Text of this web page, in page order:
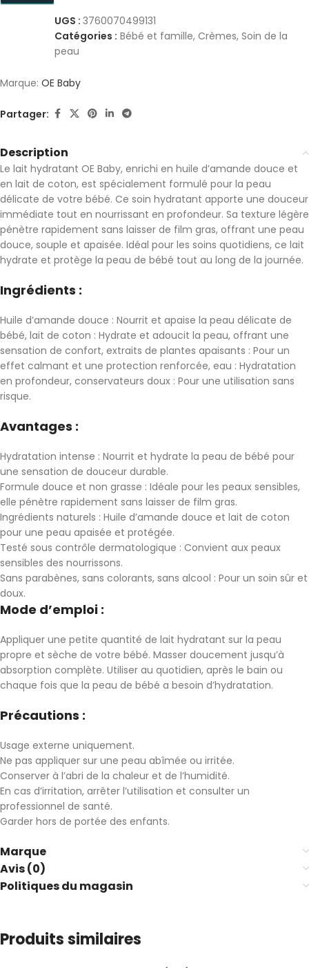
UGS : 3760070499131
Catégories : Bébé et famille, Crèmes, Soin de la
peau
Marque: OE Baby
Partager:
Description
Le lait hydratant OE Baby, enrichi en huile d’amande douce et
en lait de coton, est spécialement formulé pour la peau
délicate de votre bébé. Ce soin hydratant apporte une douceur
immédiate tout en nourrissant en profondeur. Sa texture légère
pénètre rapidement sans laisser de film gras, offrant une peau
douce, souple et apaisée. Idéal pour les soins quotidiens, ce lait
hydrate et protège la peau de bébé tout au long de la journée.
Ingrédients :
Huile d’amande douce : Nourrit et apaise la peau délicate de
bébé, lait de coton : Hydrate et adoucit la peau, offrant une
sensation de confort, extraits de plantes apaisants : Pour un
effet calmant et une protection renforcée, eau : Hydratation
en profondeur, conservateurs doux : Pour une utilisation sans
risque.
Avantages :
Hydratation intense : Nourrit et hydrate la peau de bébé pour
une sensation de douceur durable.
Formule douce et non grasse : Idéale pour les peaux sensibles,
elle pénètre rapidement sans laisser de film gras.
Ingrédients naturels : Huile d’amande douce et lait de coton
pour une peau apaisée et protégée.
Testé sous contrôle dermatologique : Convient aux peaux
sensibles des nourrissons.
Sans parabènes, sans colorants, sans alcool : Pour un soin sûr et
doux.
Mode d’emploi :
Appliquer une petite quantité de lait hydratant sur la peau
propre et sèche de votre bébé. Masser doucement jusqu’à
absorption complète. Utiliser au quotidien, après le bain ou
chaque fois que la peau de bébé a besoin d’hydratation.
Précautions :
Usage externe uniquement.
Ne pas appliquer sur une peau abîmée ou irritée.
Conserver à l’abri de la chaleur et de l’humidité.
En cas d’irritation, arrêter l’utilisation et consulter un
professionnel de santé.
Garder hors de portée des enfants.
Marque
Avis (0)
Politiques du magasin
Produits similaires